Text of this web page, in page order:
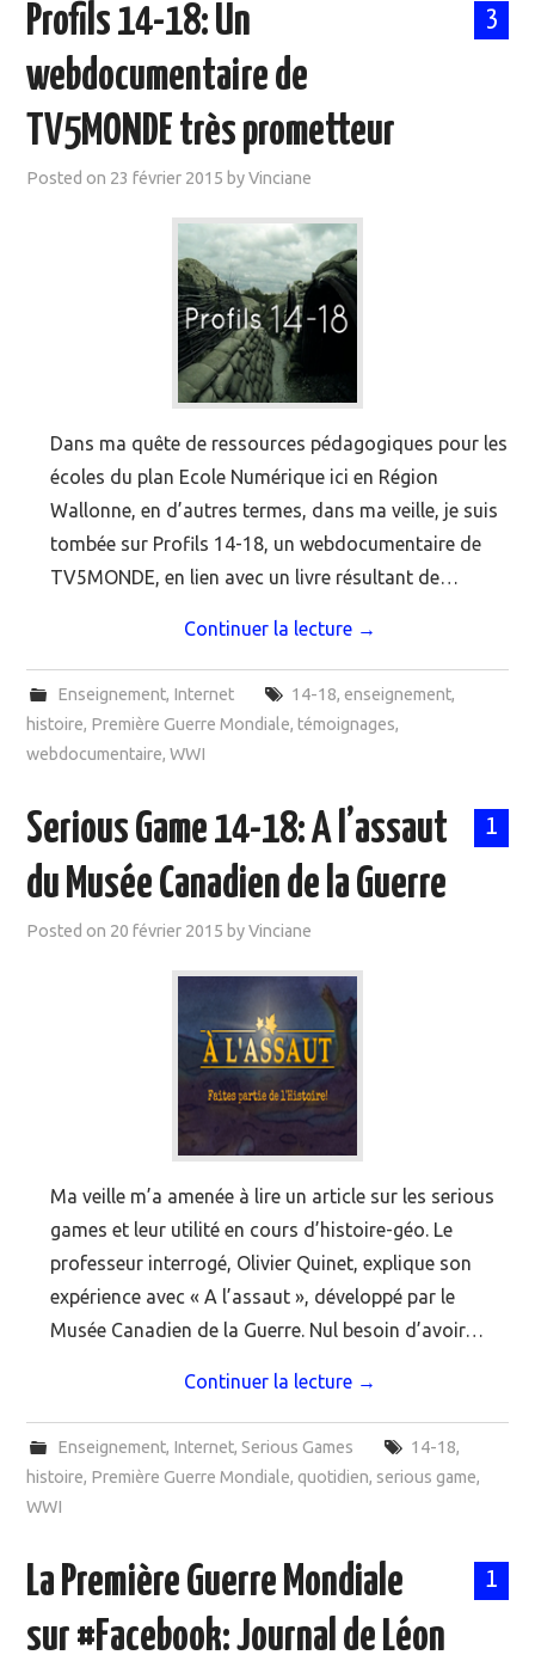
3
Profils 14-18: Un
webdocumentaire de
TV5MONDE très prometteur
Posted on 23 février 2015 byVinciane
Dans ma quête de ressources pédagogiques pour les
écoles du plan Ecole Numérique ici en Région
Wallonne, en d’autres termes, dans ma veille, je suis
tombée sur Profils 14-18, un webdocumentaire de
TV5MONDE, en lien avec un livre résultant de…
Continuer la lecture →
Enseignement, Internet 14-18, enseignement,
histoire, Première Guerre Mondiale, témoignages,
webdocumentaire,WWI
1
Serious Game 14-18: A l’assaut
du Musée Canadien de la Guerre
Posted on 20 février 2015 byVinciane
Ma veille m’a amenée à lire un article sur les serious
games et leur utilité en cours d’histoire-géo. Le
professeur interrogé, Olivier Quinet, explique son
expérience avec « A l’assaut », développé par le
Musée Canadien de la Guerre. Nul besoin d’avoir…
Continuer la lecture →
Enseignement, Internet, Serious Games 14-18,
histoire, Première Guerre Mondiale, quotidien, serious game,
WWI
1
La Première Guerre Mondiale
sur #Facebook: Journal de Léon